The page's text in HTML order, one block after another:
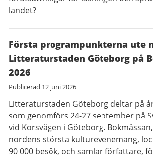
landet?
Första programpunkterna ute
Litteraturstaden Göteborg på
2026
Publicerad 12 juni 2026
Litteraturstaden Göteborg deltar på
som genomförs 24-27 september på
vid Korsvägen i Göteborg.
nordens största kulturevenemang,
90 000 besök, och samlar författare,